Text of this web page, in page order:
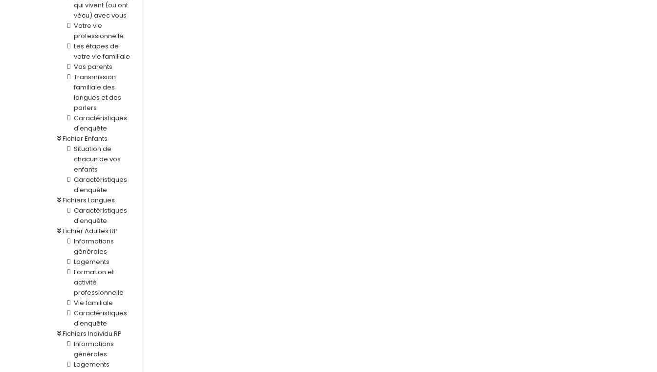
qui vivent (ou ont
vécu) avec vous
Votre vie
professionnelle
Les étapes de
votre vie familiale
Vos parents
Transmission
familiale des
langues et des
parlers
Caractéristiques
d'enquête
Fichier Enfants
Situation de
chacun de vos
enfants
Caractéristiques
d'enquête
Fichiers Langues
Caractéristiques
d'enquête
Fichier Adultes RP
Informations
générales
Logements
Formation et
activité
professionnelle
Vie familiale
Caractéristiques
d'enquête
Fichiers Individu RP
Informations
générales
Logements